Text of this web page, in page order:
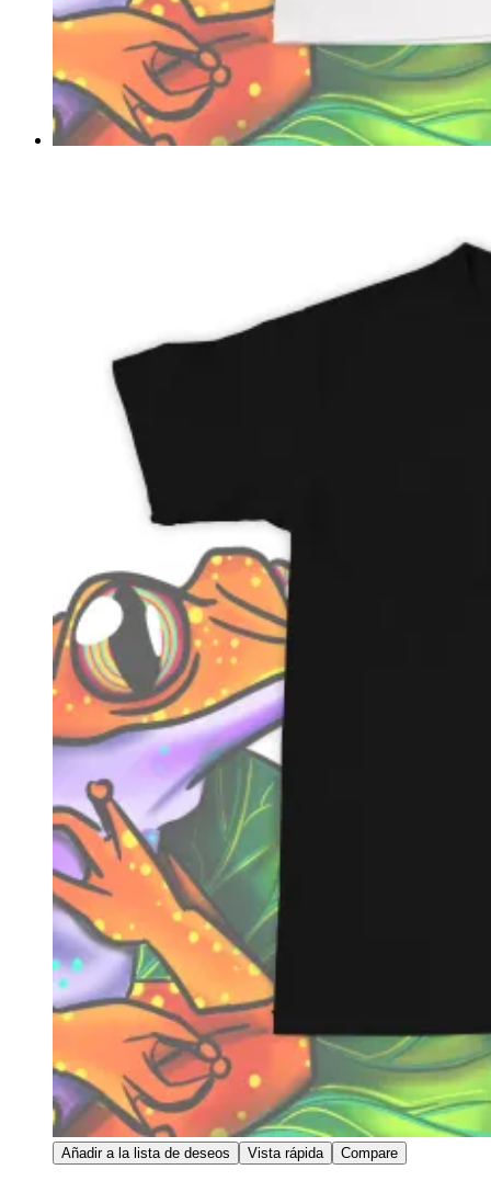
Añadir a la lista de deseos Vista rápida Compare